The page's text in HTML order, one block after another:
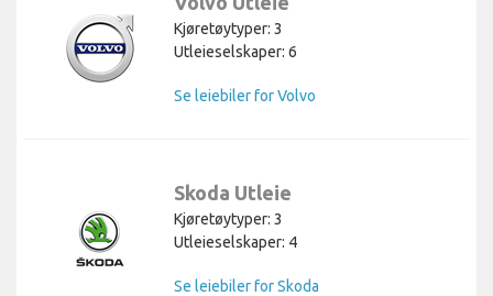
Kjøretøytyper: 3
Utleieselskaper: 6
Se leiebiler for Volvo
Skoda Utleie
Kjøretøytyper: 3
Utleieselskaper: 4
Se leiebiler for Skoda